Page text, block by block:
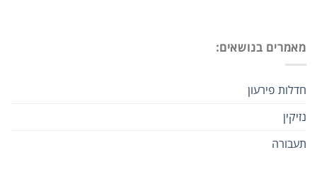
מאמרים בנושאים:
חדלות פירעון
נזיקין
תעבורה